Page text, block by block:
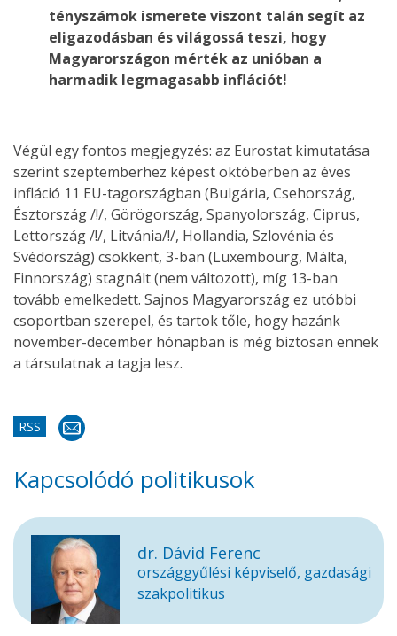
tényszámok ismerete viszont talán segít az
eligazodásban és világossá teszi, hogy
Magyarországon mérték az unióban a
harmadik legmagasabb inflációt!
Végül egy fontos megjegyzés: az Eurostat kimutatása
szerint szeptemberhez képest októberben az éves
infláció 11 EU-tagországban (Bulgária, Csehország,
Észtország /!/, Görögország, Spanyolország, Ciprus,
Lettország /!/, Litvánia/!/, Hollandia, Szlovénia és
Svédország) csökkent, 3-ban (Luxembourg, Málta,
Finnország) stagnált (nem változott), míg 13-ban
tovább emelkedett. Sajnos Magyarország ez utóbbi
csoportban szerepel, és tartok tőle, hogy hazánk
november-december hónapban is még biztosan ennek
a társulatnak a tagja lesz.
RSS
Kapcsolódó politikusok
dr. Dávid Ferenc
országgyűlési képviselő, gazdasági
szakpolitikus